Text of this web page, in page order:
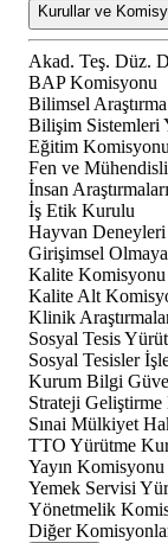
Kurullar ve
Akad. Teş. Düz.
BAP Komisyonu
Bilimsel
Bilişim Sistemleri
Eğitim Komisyonu
Fen ve
İnsan
İş Etik Kurulu
Hayvan
Girişimsel
Kalite Komisyonu
Kalite Alt
Klinik
Sosyal Tesis
Sosyal Tesisler
Kurum Bilgi
Strateji
Sınai Mülkiyet
TTO Yürütme
Yayın Komisyonu
Yemek Servisi
Yönetmelik
Diğer